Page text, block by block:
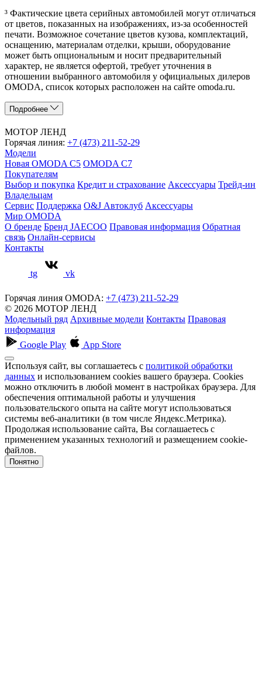
³ Фактические цвета серийных автомобилей могут отличаться
от цветов, показанных на изображениях, из-за особенностей
печати. Возможное сочетание цветов кузова, комплектаций,
оснащению, материалам отделки, крыши, оборудование
может быть опциональным и носит предварительный
характер, не является офертой, требует уточнения в
отношении выбранного автомобиля у официальных дилеров
OMODA, список которых расположен на сайте omoda.ru.
Подробнее
МОТОР ЛЕНД
Горячая линия: +7 (473) 211-52-29
Модели
Новая OMODA C5 OMODA C7
Покупателям
Выбор и покупка Кредит и страхование Аксессуары Трейд-ин
Владельцам
Сервис Поддержка O&J Автоклуб Аксессуары
Мир OMODA
О бренде Бренд JAECOO Правовая информация Обратная
связь Онлайн-сервисы
Контакты
tg vk
Горячая линия OMODA: +7 (473) 211-52-29
© 2026 МОТОР ЛЕНД
Модельный ряд Архивные модели Контакты Правовая
информация
Google Play
App Store
Используя сайт, вы соглашаетесь с политикой обработки
данных и использованием cookies вашего браузера. Cookies
можно отключить в любой момент в настройках браузера. Для
обеспечения оптимальной работы и улучшения
пользовательского опыта на сайте могут использоваться
системы веб-аналитики (в том числе Яндекс.Метрика).
Продолжая использование сайта, Вы соглашаетесь с
применением указанных технологий и размещением cookie-
файлов.
Понятно